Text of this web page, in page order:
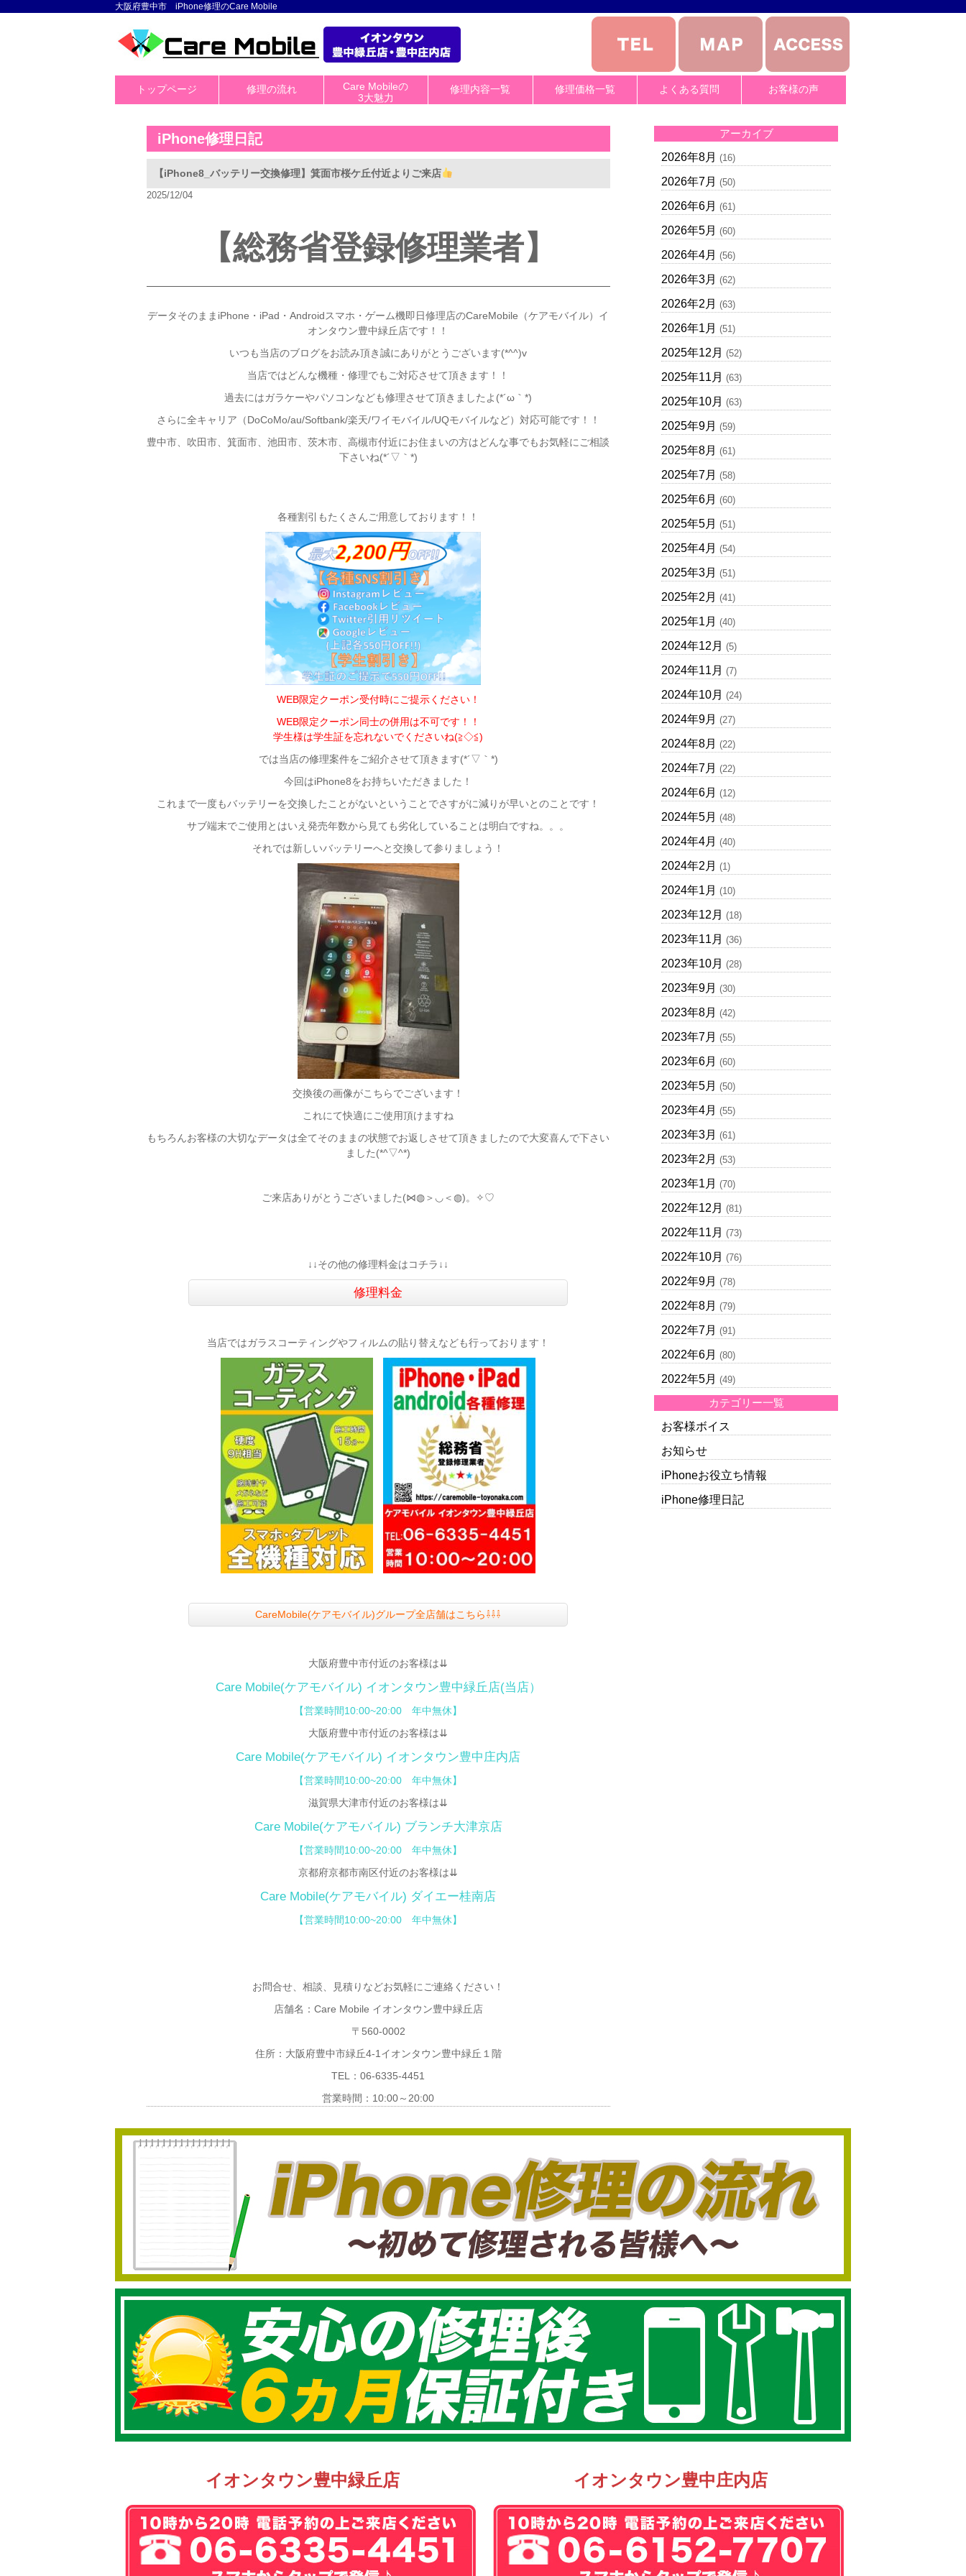
大阪府豊中市 iPhone修理のCare Mobile
トップページ 修理の流れ
Care Mobileの
3大魅力
修理内容一覧 修理価格一覧 よくある質問 お客様の声
iPhone修理日記
【iPhone8_バッテリー交換修理】箕面市桜ケ丘付近よりご来店
2025/12/04
【総務省登録修理業者】
データそのままiPhone・iPad・Androidスマホ・ゲーム機即日修理店のCareMobile（ケアモバイル）イ
オンタウン豊中緑丘店です！！
いつも当店のブログをお読み頂き誠にありがとうございます(*^^)v
当店ではどんな機種・修理でもご対応させて頂きます！！
過去にはガラケーやパソコンなども修理させて頂きましたよ(*´ω｀*)
さらに全キャリア（DoCoMo/au/Softbank/楽天/ワイモバイル/UQモバイルなど）対応可能です！！
豊中市、吹田市、箕面市、池田市、茨木市、高槻市付近にお住まいの方はどんな事でもお気軽にご相談
下さいね(*´▽｀*)
各種割引もたくさんご用意しております！！
WEB限定クーポン受付時にご提示ください！
WEB限定クーポン同士の併用は不可です！！
学生様は学生証を忘れないでくださいね(≧◇≦)
では当店の修理案件をご紹介させて頂きます(*´▽｀*)
今回はiPhone8をお持ちいただきました！
これまで一度もバッテリーを交換したことがないということでさすがに減りが早いとのことです！
サブ端末でご使用とはいえ発売年数から見ても劣化していることは明白ですね。。。
それでは新しいバッテリーへと交換して参りましょう！
交換後の画像がこちらでございます！
これにて快適にご使用頂けますね
もちろんお客様の大切なデータは全てそのままの状態でお返しさせて頂きましたので大変喜んで下さい
ました(*^▽^*)
ご来店ありがとうございました(⋈◍＞◡＜◍)。✧♡
↓↓その他の修理料金はコチラ↓↓
修理料金
当店ではガラスコーティングやフィルムの貼り替えなども行っております！
CareMobile(ケアモバイル)グループ全店舗はこちら⇩⇩⇩
大阪府豊中市付近のお客様は⇊
Care Mobile(ケアモバイル) イオンタウン豊中緑丘店(当店）
【営業時間10:00~20:00 年中無休】
大阪府豊中市付近のお客様は⇊
Care Mobile(ケアモバイル) イオンタウン豊中庄内店
【営業時間10:00~20:00 年中無休】
滋賀県大津市付近のお客様は⇊
Care Mobile(ケアモバイル) ブランチ大津京店
【営業時間10:00~20:00 年中無休】
京都府京都市南区付近のお客様は⇊
Care Mobile(ケアモバイル) ダイエー桂南店
【営業時間10:00~20:00 年中無休】
お問合せ、相談、見積りなどお気軽にご連絡ください！
店舗名：Care Mobile イオンタウン豊中緑丘店
〒560-0002
住所：大阪府豊中市緑丘4-1イオンタウン豊中緑丘１階
TEL：06-6335-4451
営業時間：10:00～20:00
アーカイブ
2026年8月 (16)
2026年7月 (50)
2026年6月 (61)
2026年5月 (60)
2026年4月 (56)
2026年3月 (62)
2026年2月 (63)
2026年1月 (51)
2025年12月 (52)
2025年11月 (63)
2025年10月 (63)
2025年9月 (59)
2025年8月 (61)
2025年7月 (58)
2025年6月 (60)
2025年5月 (51)
2025年4月 (54)
2025年3月 (51)
2025年2月 (41)
2025年1月 (40)
2024年12月 (5)
2024年11月 (7)
2024年10月 (24)
2024年9月 (27)
2024年8月 (22)
2024年7月 (22)
2024年6月 (12)
2024年5月 (48)
2024年4月 (40)
2024年2月 (1)
2024年1月 (10)
2023年12月 (18)
2023年11月 (36)
2023年10月 (28)
2023年9月 (30)
2023年8月 (42)
2023年7月 (55)
2023年6月 (60)
2023年5月 (50)
2023年4月 (55)
2023年3月 (61)
2023年2月 (53)
2023年1月 (70)
2022年12月 (81)
2022年11月 (73)
2022年10月 (76)
2022年9月 (78)
2022年8月 (79)
2022年7月 (91)
2022年6月 (80)
2022年5月 (49)
カテゴリー一覧
お客様ボイス
お知らせ
iPhoneお役立ち情報
iPhone修理日記
イオンタウン豊中緑丘店 イオンタウン豊中庄内店